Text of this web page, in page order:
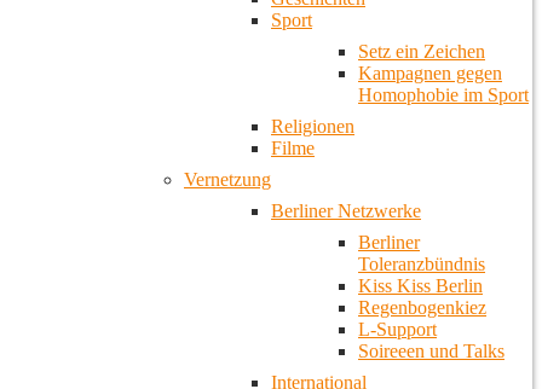
Sport
Setz ein Zeichen
Kampagnen gegen
Homophobie im Sport
Religionen
Filme
Vernetzung
Berliner Netzwerke
Berliner
Toleranzbündnis
Kiss Kiss Berlin
Regenbogenkiez
L-Support
Soireeen und Talks
International